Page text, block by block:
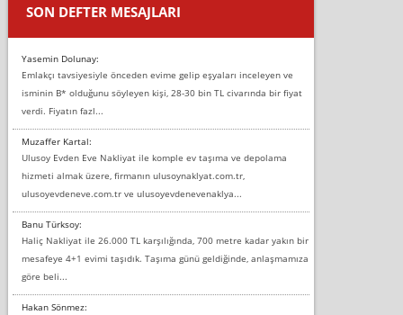
SON DEFTER MESAJLARI
Yasemin Dolunay:
Emlakçı tavsiyesiyle önceden evime gelip eşyaları inceleyen ve
isminin B* olduğunu söyleyen kişi, 28-30 bin TL civarında bir fiyat
verdi. Fiyatın fazl...
Muzaffer Kartal:
Ulusoy Evden Eve Nakliyat ile komple ev taşıma ve depolama
hizmeti almak üzere, firmanın ulusoynaklyat.com.tr,
ulusoyevdeneve.com.tr ve ulusoyevdenevenaklya...
Banu Türksoy:
Haliç Nakliyat ile 26.000 TL karşılığında, 700 metre kadar yakın bir
mesafeye 4+1 evimi taşıdık. Taşıma günü geldiğinde, anlaşmamıza
göre beli...
Hakan Sönmez: